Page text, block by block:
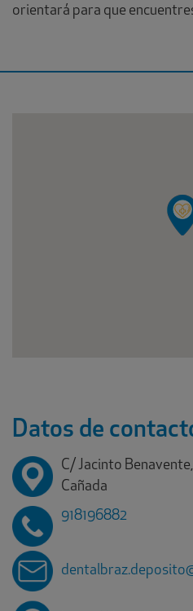
orientará para que
Datos de
C/ Jacinto
Cañada
918196882